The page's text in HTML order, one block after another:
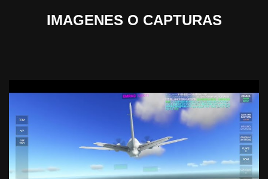
IMAGENES O CAPTURAS